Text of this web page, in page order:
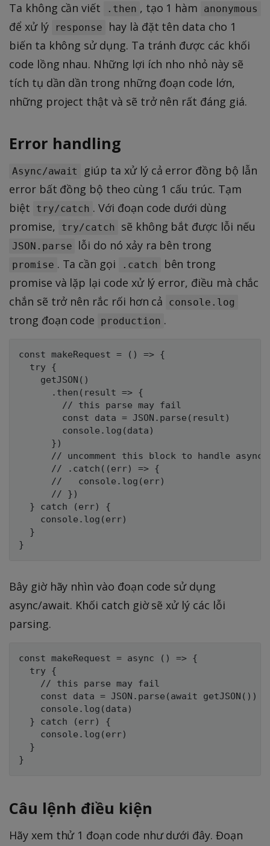
Ta không cần viết
.then , tạo 1 hàm anonymous
để xử lý response
hay là đặt tên data cho 1
biến ta không sử dụng. Ta tránh được các khối
code lồng nhau. Những lợi ích nho nhỏ này sẽ
tích tụ dần dần trong những đoạn code lớn,
những project thật và sẽ trở nên rất đáng giá.
Error handling
Async/await
giúp ta xử lý cả error đồng bộ lẫn
error bất đồng bộ theo cùng 1 cấu trúc. Tạm
biệt
try/catch . Với đoạn code dưới dùng
promise,
try/catch sẽ không bắt được lỗi nếu
JSON.parse lỗi do nó xảy ra bên trong
promise . Ta cần gọi .catch
bên trong
promise và lặp lại code xử lý error, điều mà chắc
chắn sẽ trở nên rắc rối hơn cả
console.log
trong đoạn code production .
const makeRequest = () => {
  try {
    getJSON()
      .then(result => {
        // this parse may fail
        const data = JSON.parse(result)
        console.log(data)
      })
// uncomment this block to handle
      // .catch((err) => {
      //   console.log(err)
      // })
  } catch (err) {
    console.log(err)
  }
Bây giờ hãy nhìn vào đoạn code sử dụng
async/await. Khối catch giờ sẽ xử lý các lỗi
parsing.
const makeRequest = async () => {
  try {
    // this parse may fail
    const data = JSON.parse(await getJSON())
    console.log(data)
  } catch (err) {
    console.log(err)
  }
Câu lệnh điều kiện
Hãy xem thử 1 đoạn code như dưới đây. Đoạn